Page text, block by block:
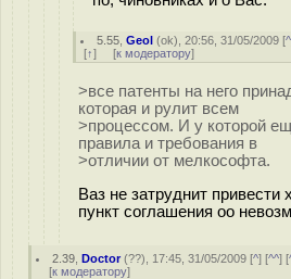
5.55 ,Geol (ok), 20:56, 31/05/2009 [^
[↑] [к модератору]
>все патенты на него
которая и рулит всем
>процессом. И у которой
правила и требования в
>отличии от мелкософта.
Ваз не затруднит привести
пункт соглашения оо
2.39 ,Doctor(??), 17:45, 31/05/2009 [^] [^^] [
[к модератору]